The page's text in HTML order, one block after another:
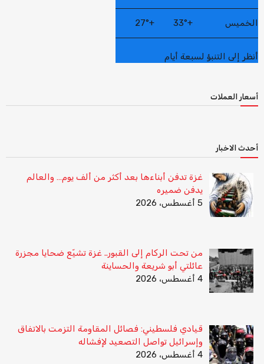
الخميس +
33°
+
27°
أنظر إلى التنبؤ لسبعة أيام
أسعار العملات
أحدث الاخبار
غزة تدفن أبناءها بعد أكثر من ألف يوم… والعالم
يدفن ضميره
5 أغسطس، 2026
من تحت الركام إلى القبور.. غزة تشيّع ضحايا مجزرة
عائلتي أبو شريعة والحساينة
4 أغسطس، 2026
قيادي فلسطيني: فصائل المقاومة التزمت بالاتفاق
وإسرائيل تواصل التصعيد لإفشاله
4 أغسطس، 2026